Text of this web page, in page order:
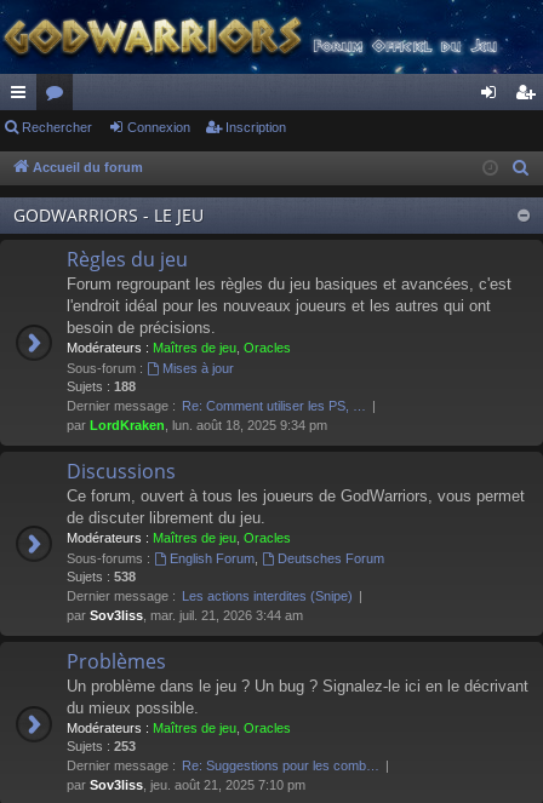
ac
co
ur
ci
or
u
m
s
ne
xi
on
cri
pti
on
Rechercher Connexion Inscription
Accueil du forum
GODWARRIORS - LE JEU
Règles du jeu
Forum regroupant les règles du jeu basiques et avancées, c'est
l'endroit idéal pour les nouveaux joueurs et les autres qui ont
besoin de précisions.
Modérateurs : Maîtres de jeu Oracles
Sous-forum :
Mises à jour
Sujets : 188
Dernier message : Re: Comment utiliser les PS, …
par LordKraken , lun. août 18, 2025 9:34 pm
Discussions
Ce forum, ouvert à tous les joueurs de GodWarriors, vous permet
de discuter librement du jeu.
Modérateurs : Maîtres de jeu Oracles
Sous-forums :
English Forum,
Deutsches Forum
Sujets : 538
Dernier message : Les actions interdites (Snipe)
par Sov3liss , mar. juil. 21, 2026 3:44 am
Problèmes
Un problème dans le jeu ? Un bug ? Signalez-le ici en le décrivant
du mieux possible.
Modérateurs : Maîtres de jeu Oracles
Sujets : 253
Dernier message : Re: Suggestions pour les comb…
par Sov3liss , jeu. août 21, 2025 7:10 pm